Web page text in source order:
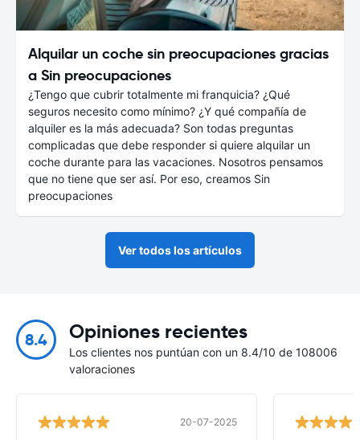
Alquilar un coche sin preocupaciones gracias
a Sin preocupaciones
¿Tengo que cubrir totalmente mi franquicia? ¿Qué
seguros necesito como mínimo? ¿Y qué compañía de
alquiler es la más adecuada? Son todas preguntas
complicadas que debe responder si quiere alquilar un
coche durante para las vacaciones. Nosotros pensamos
que no tiene que ser así. Por eso, creamos Sin
preocupaciones
Ver todos los artículos
8.4 Opiniones recientes
Los clientes nos puntúan con un 8.4/10 de 108006
valoraciones
20-07-2025